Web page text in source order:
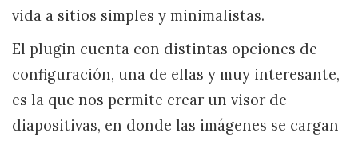
vida a sitios simples y minimalistas.
El plugin cuenta con distintas opciones de
configuración, una de ellas y muy interesante,
es la que nos permite crear un visor de
diapositivas, en donde las imágenes se cargan